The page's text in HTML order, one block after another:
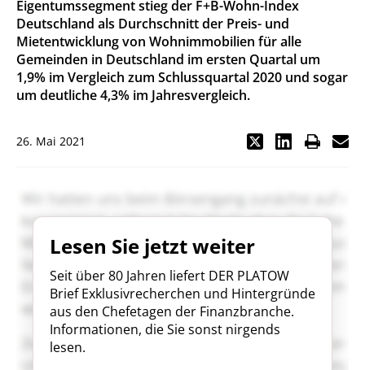
Eigentumssegment stieg der F+B-Wohn-Index
Deutschland als Durchschnitt der Preis- und
Mietentwicklung von Wohnimmobilien für alle
Gemeinden in Deutschland im ersten Quartal um
1,9% im Vergleich zum Schlussquartal 2020 und sogar
um deutliche 4,3% im Jahresvergleich.
26. Mai 2021
Lesen Sie jetzt weiter
Seit über 80 Jahren liefert DER PLATOW
Brief Exklusivrecherchen und Hintergründe
aus den Chefetagen der Finanzbranche.
Informationen, die Sie sonst nirgends
lesen.